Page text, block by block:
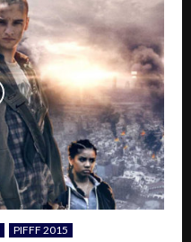
PIFFF 2015